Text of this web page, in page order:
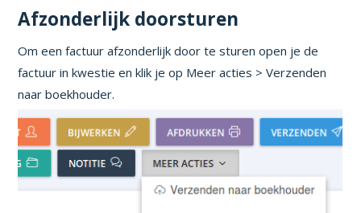
Afzonderlijk doorsturen
Om een factuur afzonderlijk door te sturen open je de
factuur in kwestie en klik je op Meer acties > Verzenden
naar boekhouder.